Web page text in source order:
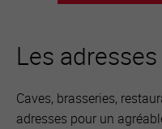
Les
Caves, brasseries,
adresses pour un